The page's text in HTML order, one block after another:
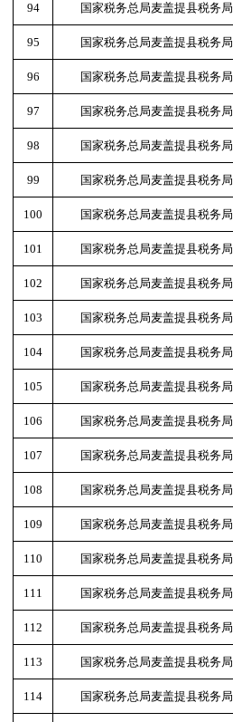
94 国家税务总局麦盖提县税务局
95 国家税务总局麦盖提县税务局
96 国家税务总局麦盖提县税务局
97 国家税务总局麦盖提县税务局
98 国家税务总局麦盖提县税务局
99 国家税务总局麦盖提县税务局
100 国家税务总局麦盖提县税务局
101 国家税务总局麦盖提县税务局
102 国家税务总局麦盖提县税务局
103 国家税务总局麦盖提县税务局
104 国家税务总局麦盖提县税务局
105 国家税务总局麦盖提县税务局
106 国家税务总局麦盖提县税务局
107 国家税务总局麦盖提县税务局
108 国家税务总局麦盖提县税务局
109 国家税务总局麦盖提县税务局
110 国家税务总局麦盖提县税务局
111 国家税务总局麦盖提县税务局
112 国家税务总局麦盖提县税务局
113 国家税务总局麦盖提县税务局
114 国家税务总局麦盖提县税务局